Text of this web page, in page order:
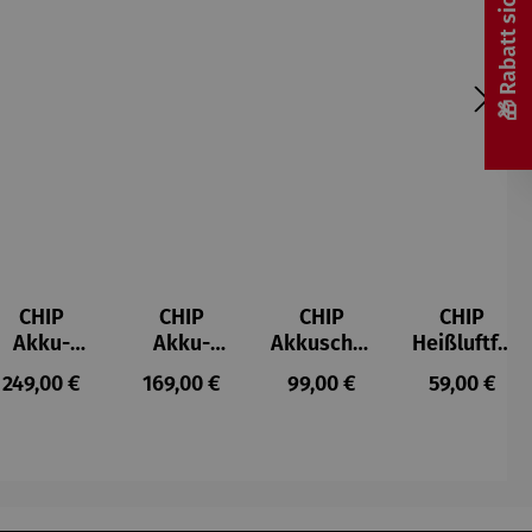
CHIP
Akku-
Staubsau
ger
Regulärer Preis:
249,00 €
CHIP
Akku-
Staubsau
ger DS02
Regulärer Preis:
169,00 €
CHIP
Akkuschra
uber
Regulärer Preis:
99,00 €
CHIP
Heißluftfri
tteuse
Regulärer
59,00 €